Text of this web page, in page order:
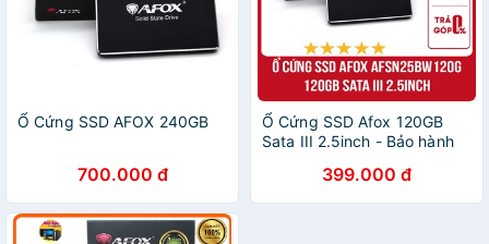
Ổ Cứng SSD AFOX 240GB
700.000 đ
Ổ Cứng SSD Afox 120GB
Sata III 2.5inch - Bảo hành
399.000 đ